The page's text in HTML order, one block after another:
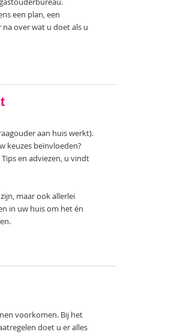
een plan, een
over wat u doet als u
aan huis werkt).
keuzes beïnvloeden?
en adviezen, u vindt
maar ook allerlei
in uw huis om het én
voorkomen. Bij het
doet u er alles